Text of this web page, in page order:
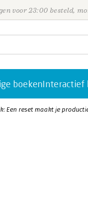
voor 23:00 besteld,
boekenInteractief
Een reset maakt je